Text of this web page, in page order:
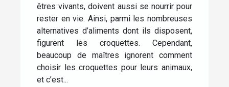
êtres vivants, doivent aussi se nourrir pour
rester en vie. Ainsi, parmi les nombreuses
alternatives d’aliments dont ils disposent,
figurent les croquettes. Cependant,
beaucoup de maîtres ignorent comment
choisir les croquettes pour leurs animaux,
et c’est...